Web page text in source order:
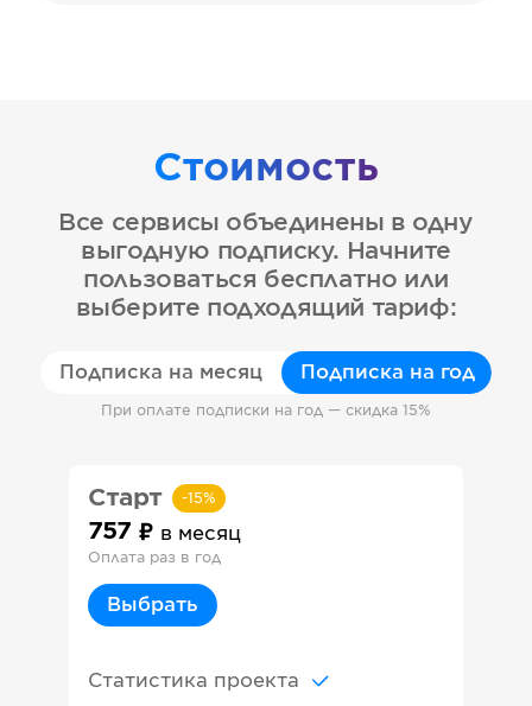
Стоимость
Все сервисы объединены в одну
выгодную подписку. Начните
пользоваться бесплатно или
выберите подходящий тариф:
Подписка на месяц Подписка на год
При оплате подписки на год — скидка 15%
Старт -15%
757 в месяц
Оплата раз в год
Выбрать
Статистика проекта